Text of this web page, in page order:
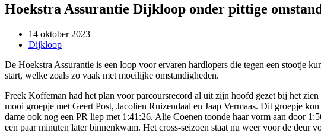
Hoekstra Assurantie Dijkloop onder pittige
14 oktober 2023
Dijkloop
De Hoekstra Assurantie is een loop voor ervaren hardlopers die tegen een stootje
start, welke zoals zo vaak met moeilijke omstandigheden.
Freek Koffeman had het plan voor parcoursrecord al uit zijn hoofd gezet bij het
mooi groepje met Geert Post, Jacolien Ruizendaal en Jaap Vermaas. Dit groepje
dame ook nog een PR liep met 1:41:26. Alie Coenen toonde haar vorm aan door
een paar minuten later binnenkwam. Het cross-seizoen staat nu weer voor de deur